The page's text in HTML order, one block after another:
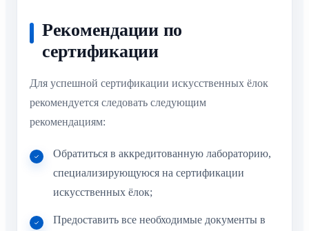
Рекомендации по
сертификации
Для успешной сертификации искусственных ёлок
рекомендуется следовать следующим
рекомендациям:
Обратиться в аккредитованную лабораторию,
специализирующуюся на сертификации
искусственных ёлок;
Предоставить все необходимые документы в